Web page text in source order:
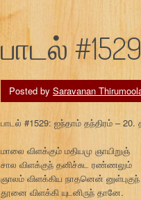
பாடல்
Posted by Saravanan
பாடல் #1529: ஐந்தாம் தந்திரம் –
மாலை விளக்கும் மதியமு ஞாயிறுஞ்
சால விளக்குந் தனிச்சுட ரண்ணலும்
ஞாலம் விளக்கிய நாதனென் னுள்புகுந்
தூனை விளக்கி யுடனிருந் தானே.